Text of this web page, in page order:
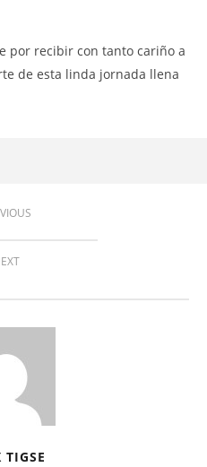
por recibir con tanto cariño a
de esta linda jornada llena
TIGSE